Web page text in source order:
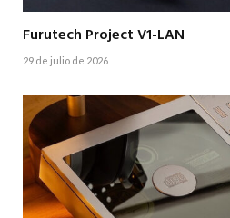
Furutech Project V1-LAN
29 de julio de 2026